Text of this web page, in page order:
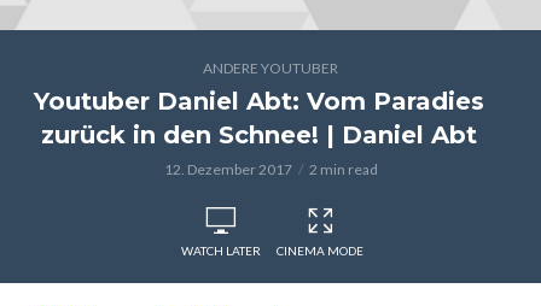
ANDERE YOUTUBER
Youtuber Daniel Abt: Vom Paradies
zurück in den Schnee! | Daniel Abt
12. Dezember 2017 2 min read
WATCH LATER CINEMA MODE